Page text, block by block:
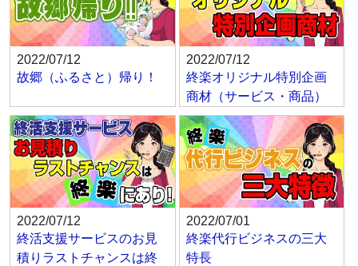
2022/07/12
故郷（ふるさと）帰り！
2022/07/12
終楽オリジナル特別企画
商材（サービス・商品）
2022/07/12
終活支援サービスのお見
積りラストチャンスは終
2022/07/01
終楽代行ビジネスの三大
特長